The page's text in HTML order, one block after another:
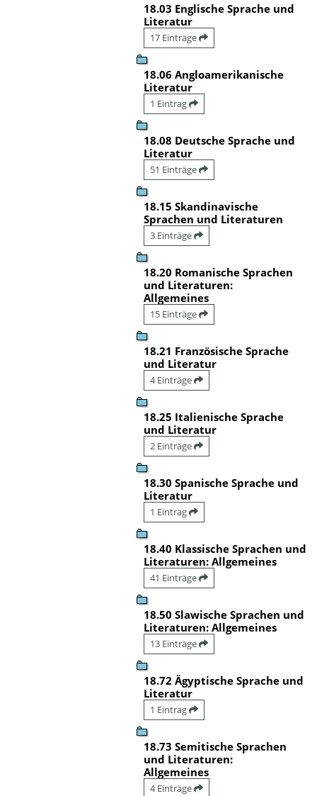
18.03 Englische Sprache und
Literatur
17 Einträge
18.06 Angloamerikanische
Literatur
1 Eintrag
18.08 Deutsche Sprache und
Literatur
51 Einträge
18.15 Skandinavische
Sprachen und Literaturen
3 Einträge
18.20 Romanische Sprachen
und Literaturen:
Allgemeines
15 Einträge
18.21 Französische Sprache
und Literatur
4 Einträge
18.25 Italienische Sprache
und Literatur
2 Einträge
18.30 Spanische Sprache und
Literatur
1 Eintrag
18.40 Klassische Sprachen und
Literaturen: Allgemeines
41 Einträge
18.50 Slawische Sprachen und
Literaturen: Allgemeines
13 Einträge
18.72 Ägyptische Sprache und
Literatur
1 Eintrag
18.73 Semitische Sprachen
und Literaturen:
Allgemeines
4 Einträge